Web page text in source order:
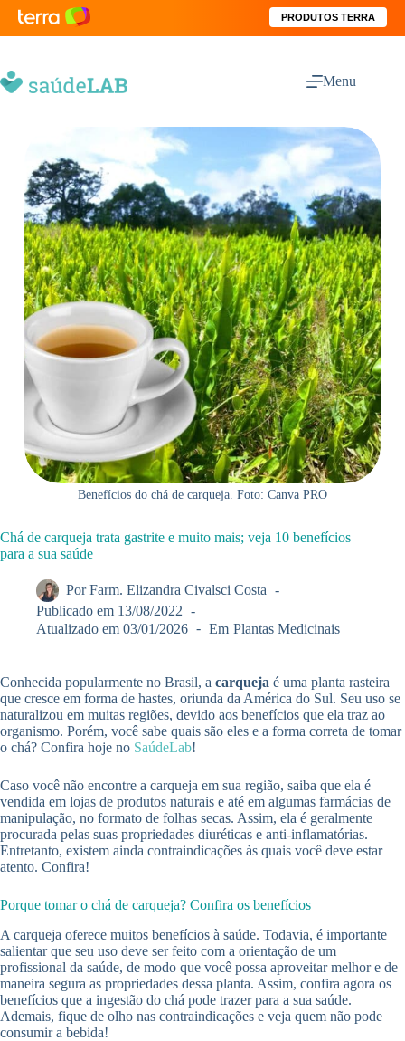
PRODUTOS TERRA
Menu
Benefícios do chá de carqueja. Foto: Canva PRO
Chá de carqueja trata gastrite e muito mais; veja 10 benefícios
para a sua saúde
Por Farm. Elizandra Civalsci Costa
Publicado em 13/08/2022
Atualizado em 03/01/2026 Em Plantas Medicinais
Conhecida popularmente no Brasil, a carqueja é uma planta rasteira
que cresce em forma de hastes, oriunda da América do Sul. Seu uso se
naturalizou em muitas regiões, devido aos benefícios que ela traz ao
organismo. Porém, você sabe quais são eles e a forma correta de tomar
o chá? Confira hoje no SaúdeLab!
Caso você não encontre a carqueja em sua região, saiba que ela é
vendida em lojas de produtos naturais e até em algumas farmácias de
manipulação, no formato de folhas secas. Assim, ela é geralmente
procurada pelas suas propriedades diuréticas e anti-inflamatórias.
Entretanto, existem ainda contraindicações às quais você deve estar
atento. Confira!
Porque tomar o chá de carqueja? Confira os benefícios
A carqueja oferece muitos benefícios à saúde. Todavia, é importante
salientar que seu uso deve ser feito com a orientação de um
profissional da saúde, de modo que você possa aproveitar melhor e de
maneira segura as propriedades dessa planta. Assim, confira agora os
benefícios que a ingestão do chá pode trazer para a sua saúde.
Ademais, fique de olho nas contraindicações e veja quem não pode
consumir a bebida!